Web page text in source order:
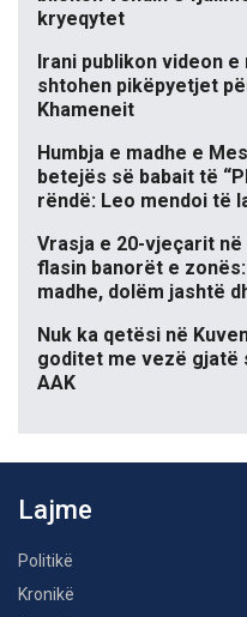
kryeqytet
Irani publikon videon
shtohen pikëpyetjet
Khameneit
Humbja e madhe e
betejës së babait të
rëndë: Leo mendoi të
Vrasja e 20-vjeçarit
flasin banorët e
madhe, dolëm jashtë
Nuk ka qetësi në
goditet me vezë gjatë
AAK
Lajme
Politikë
Kronikë